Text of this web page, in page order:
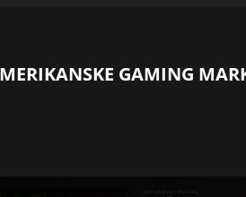
GAMING